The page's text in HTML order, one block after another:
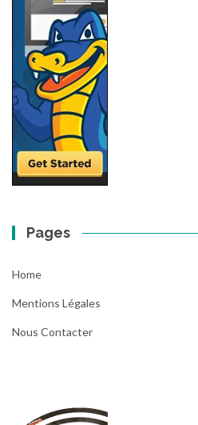
Pages
Home
Mentions Légales
Nous Contacter